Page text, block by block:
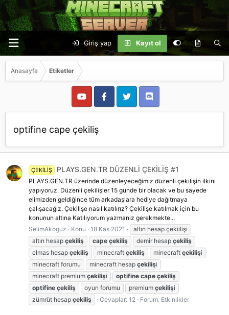
Giriş yap Kayıt ol
Anasayfa Etiketler
optifine cape çekiliş
ÇEKİLİŞ PLAYS.GEN.TR DÜZENLİ ÇEKİLİŞ #1
PLAYS.GEN.TR üzerinde düzenleyeceğimiz düzenli çekilişin ilkini
yapıyoruz. Düzenli çekilişler 15 günde bir olacak ve bu sayede
elimizden geldiğince tüm arkadaşlara hediye dağıtmaya
çalışacağız. Çekilişe nasıl katılırız? Çekilişe katılmak için bu
konunun altına Katılıyorum yazmanız gerekmekte...
SelimAkoguz
Konu 18 Kas 2021
altın hesap çekiilişi
altın hesap çekiliş cape çekiliş demir hesap çekiliş
elmas hesap çekiliş minecraft çekiliş minecraft çekilişi
minecraft forumu
minecraft hesap çekilişi
minecraft premium çekilişi optifine cape çekiliş
optifine çekiliş oyun forumu premium çekilişi
zümrüt hesap çekiliş Cevaplar: 12 Forum: Etkinlikler